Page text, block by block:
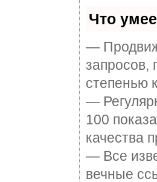
Что
—
запросов,
степенью
—
100
качества
— Все
вечные